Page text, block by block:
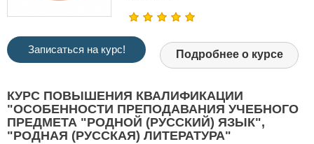
Записаться на курс! Подробнее о курсе
КУРС ПОВЫШЕНИЯ КВАЛИФИКАЦИИ
"ОСОБЕННОСТИ ПРЕПОДАВАНИЯ УЧЕБНОГО
ПРЕДМЕТА "РОДНОЙ (РУССКИЙ) ЯЗЫК",
"РОДНАЯ (РУССКАЯ) ЛИТЕРАТУРА"